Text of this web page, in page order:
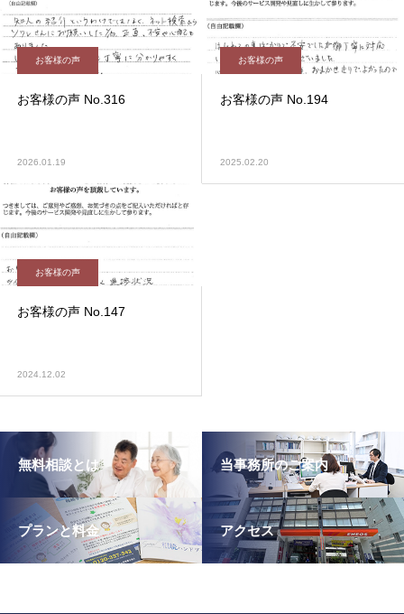
お客様の声
お客様の声 No.316
2026.01.19
お客様の声
お客様の声 No.194
2025.02.20
お客様の声
お客様の声 No.147
2024.12.02
無料相談とは 当事務所のご案内
プランと料金 アクセス